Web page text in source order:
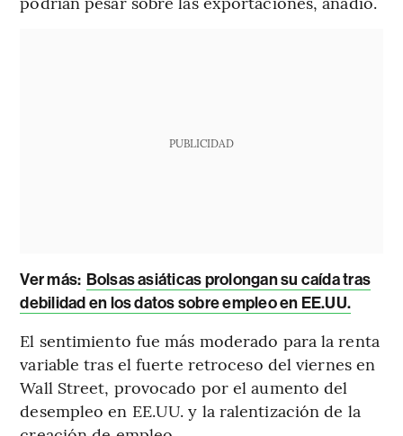
PUBLICIDAD
Ver más: Bolsas asiáticas prolongan su caída tras
debilidad en los datos sobre empleo en EE.UU.
El sentimiento fue más moderado para la renta
variable tras el fuerte retroceso del viernes en
Wall Street, provocado por el aumento del
desempleo en EE.UU. y la ralentización de la